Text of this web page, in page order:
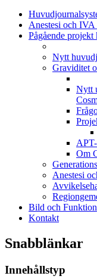
Anestesi och
Pågående
Nytt
Graviditet
Nytt
Om
Anestesi
Bild och Funktion
Kontakt
Snabblänkar
Innehållstyp